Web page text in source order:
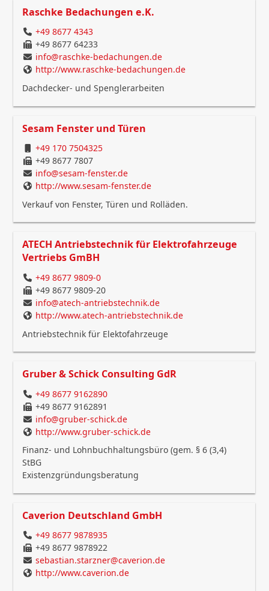
Raschke Bedachungen e.K.
+49 8677 4343
+49 8677 64233
info@raschke-bedachungen.de
http://www.raschke-bedachungen.de
Dachdecker- und Spenglerarbeiten
Sesam Fenster und Türen
+49 170 7504325
+49 8677 7807
info@sesam-fenster.de
http://www.sesam-fenster.de
Verkauf von Fenster, Türen und Rolläden.
ATECH Antriebstechnik für Elektrofahrzeuge
Vertriebs GmBH
+49 8677 9809-0
+49 8677 9809-20
info@atech-antriebstechnik.de
http://www.atech-antriebstechnik.de
Antriebstechnik für Elektofahrzeuge
Gruber & Schick Consulting GdR
+49 8677 9162890
+49 8677 9162891
info@gruber-schick.de
http://www.gruber-schick.de
Finanz- und Lohnbuchhaltungsbüro (gem. § 6 (3,4)
StBG
Existenzgründungsberatung
Caverion Deutschland GmbH
+49 8677 9878935
+49 8677 9878922
sebastian.starzner@caverion.de
http://www.caverion.de